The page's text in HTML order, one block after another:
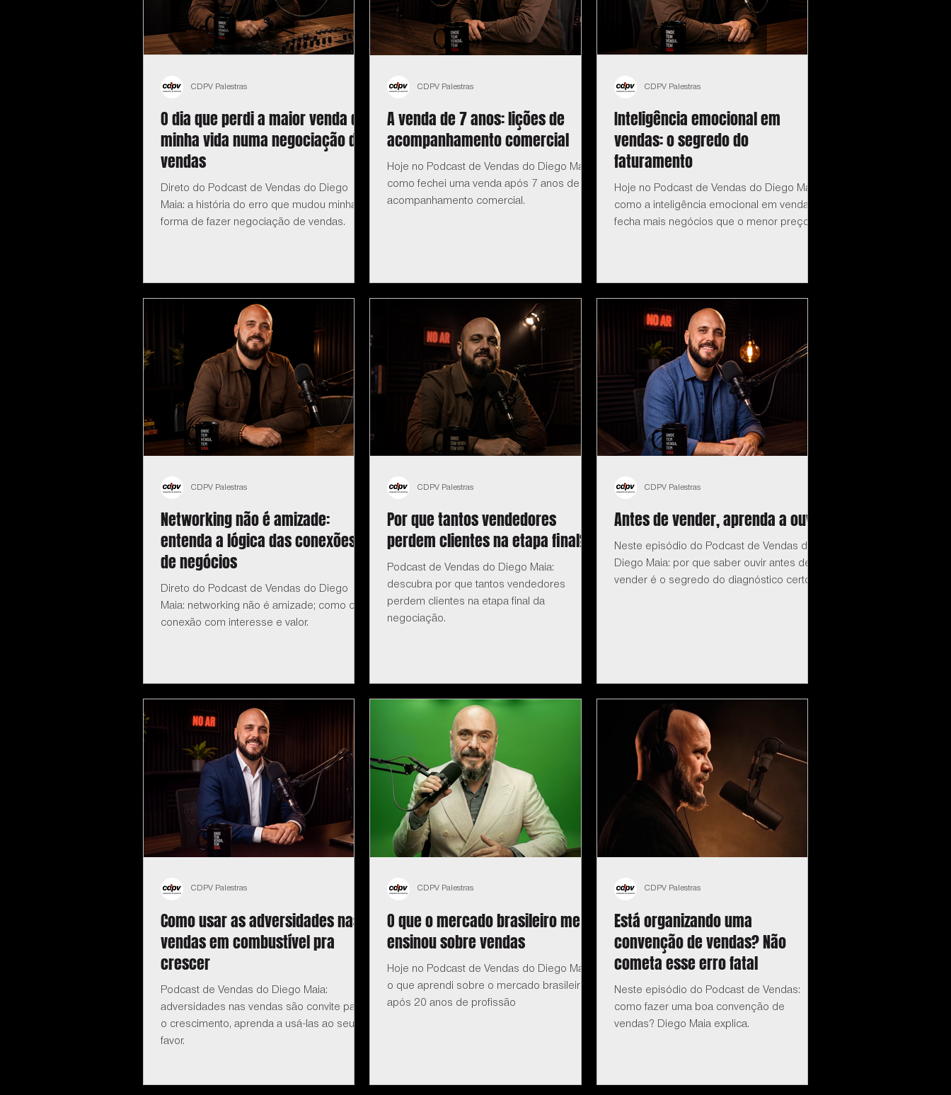
O dia que perdi a maior venda da
minha vida numa negociação de
vendas
Direto do Podcast de Vendas do Diego
Maia: a história do erro que mudou minha
forma de fazer negociação de vendas.
CDPV Palestras
A venda de 7 anos: lições de
acompanhamento comercial
Hoje no Podcast de Vendas do Diego Maia:
como fechei uma venda após 7 anos de
acompanhamento comercial.
CDPV Palestras
Inteligência emocional em
vendas: o segredo do
faturamento
Hoje no Podcast de Vendas do Diego Maia:
como a inteligência emocional em vendas
fecha mais negócios que o menor preço.
CDPV Palestras
Networking não é amizade:
entenda a lógica das conexões
de negócios
Direto do Podcast de Vendas do Diego
Maia: networking não é amizade; como criar
conexão com interesse e valor.
CDPV Palestras
Por que tantos vendedores
perdem clientes na etapa final?
Podcast de Vendas do Diego Maia:
descubra por que tantos vendedores
perdem clientes na etapa final da
negociação.
CDPV Palestras
Antes de vender, aprenda a ouvir
Neste episódio do Podcast de Vendas do
Diego Maia: por que saber ouvir antes de
vender é o segredo do diagnóstico certo.
CDPV Palestras
Como usar as adversidades nas
vendas em combustível pra
crescer
Podcast de Vendas do Diego Maia:
adversidades nas vendas são convite para
o crescimento, aprenda a usá-las ao seu
favor.
CDPV Palestras
O que o mercado brasileiro me
ensinou sobre vendas
Hoje no Podcast de Vendas do Diego Maia:
o que aprendi sobre o mercado brasileiro
após 20 anos de profissão
CDPV Palestras
Está organizando uma
convenção de vendas? Não
cometa esse erro fatal
Neste episódio do Podcast de Vendas:
como fazer uma boa convenção de
vendas? Diego Maia explica.
CDPV Palestras